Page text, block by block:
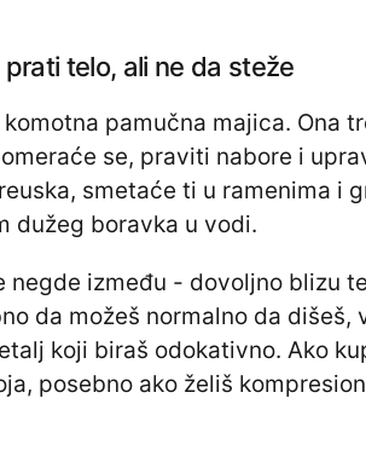
telo, ali ne da steže
pamučna majica. Ona
se, praviti nabore i
smetaće ti u ramenima i
dužeg boravka u vodi.
negde između - dovoljno blizu
da možeš normalno da dišeš,
koji biraš odokativno. Ako
posebno ako želiš